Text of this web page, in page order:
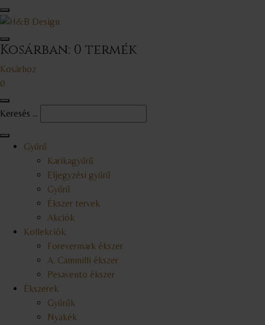
Kosárban: 0 termék
Kosárhoz
0
Keresés ...
Gyűrű
Karikagyűrű
Eljegyzési gyűrű
Gyűrű
Ékszer tervek
Akciók
Kollekciók
Forevermark ékszer
A. Cammilli ékszer
Pesavento ékszer
Ékszerek
Gyűrűk
Nyakék